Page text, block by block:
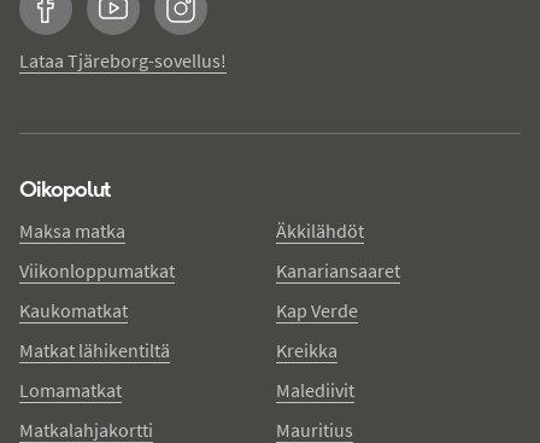
FacebookYouTubeInstagram
Lataa Tjäreborg-sovellus!
Oikopolut
Maksa matka
Viikonloppumatkat
Kaukomatkat
Matkat lähikentiltä
Lomamatkat
Matkalahjakortti
Äkkilähdöt
Kanariansaaret
Kap Verde
Kreikka
Malediivit
Mauritius